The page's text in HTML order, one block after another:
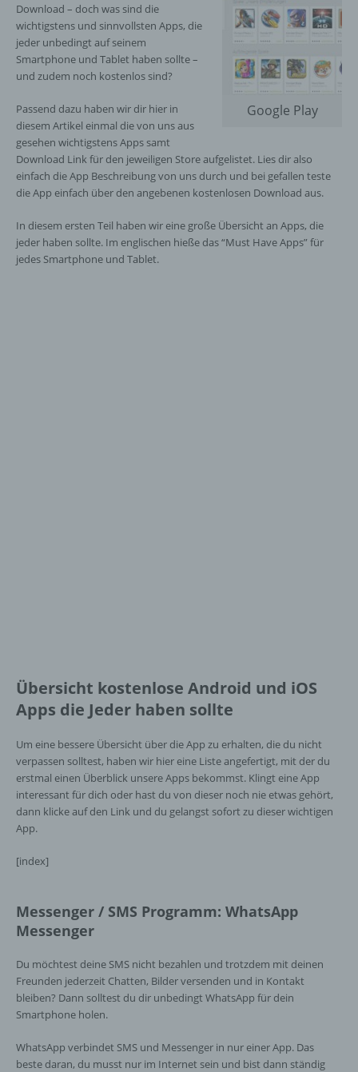
Google Play
Download – doch was sind die
wichtigstens und sinnvollsten Apps, die
jeder unbedingt auf seinem
Smartphone und Tablet haben sollte –
und zudem noch kostenlos sind?
Passend dazu haben wir dir hier in
diesem Artikel einmal die von uns aus
gesehen wichtigstens Apps samt
Download Link für den jeweiligen Store aufgelistet. Lies dir also
einfach die App Beschreibung von uns durch und bei gefallen teste
die App einfach über den angebenen kostenlosen Download aus.
In diesem ersten Teil haben wir eine große Übersicht an Apps, die
jeder haben sollte. Im englischen hieße das “Must Have Apps” für
jedes Smartphone und Tablet.
Übersicht kostenlose Android und iOS
Apps die Jeder haben sollte
Um eine bessere Übersicht über die App zu erhalten, die du nicht
verpassen solltest, haben wir hier eine Liste angefertigt, mit der du
erstmal einen Überblick unsere Apps bekommst. Klingt eine App
interessant für dich oder hast du von dieser noch nie etwas gehört,
dann klicke auf den Link und du gelangst sofort zu dieser wichtigen
App.
[index]
Messenger / SMS Programm: WhatsApp
Messenger
Du möchtest deine SMS nicht bezahlen und trotzdem mit deinen
Freunden jederzeit Chatten, Bilder versenden und in Kontakt
bleiben? Dann solltest du dir unbedingt WhatsApp für dein
Smartphone holen.
WhatsApp verbindet SMS und Messenger in nur einer App. Das
beste daran, du musst nur im Internet sein und bist dann ständig